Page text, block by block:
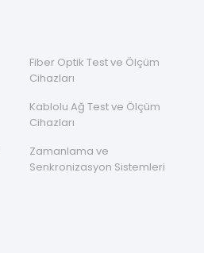
Fiber Optik Test ve Ölçüm
Cihazları
Kablolu Ağ Test ve Ölçüm
Cihazları
Zamanlama ve
Senkronizasyon Sistemleri